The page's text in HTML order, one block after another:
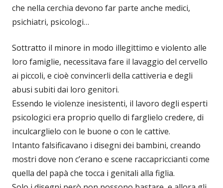
che nella cerchia devono far parte anche medici,
psichiatri, psicologi…
Sottratto il minore in modo illegittimo e violento alle
loro famiglie, necessitava fare il lavaggio del cervello
ai piccoli, e cioè convincerli della cattiveria e degli
abusi subiti dai loro genitori.
Essendo le violenze inesistenti, il lavoro degli esperti
psicologici era proprio quello di farglielo credere, di
inculcarglielo con le buone o con le cattive.
Intanto falsificavano i disegni dei bambini, creando
mostri dove non c’erano e scene raccapriccianti come
quella del papà che tocca i genitali alla figlia.